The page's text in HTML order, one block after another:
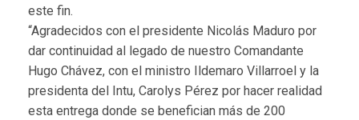
este fin.
“Agradecidos con el presidente Nicolás Maduro por
dar continuidad al legado de nuestro Comandante
Hugo Chávez, con el ministro Ildemaro Villarroel y la
presidenta del Intu, Carolys Pérez por hacer realidad
esta entrega donde se benefician más de 200